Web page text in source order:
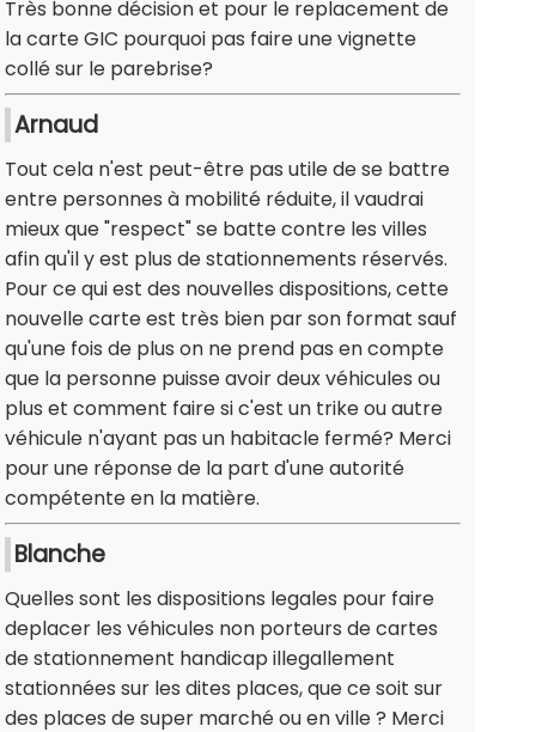
Très bonne décision et pour le replacement de
la carte GIC pourquoi pas faire une vignette
collé sur le parebrise?
Arnaud
Tout cela n'est peut-être pas utile de se battre
entre personnes à mobilité réduite, il vaudrai
mieux que "respect" se batte contre les villes
afin qu'il y est plus de stationnements réservés.
Pour ce qui est des nouvelles dispositions, cette
nouvelle carte est très bien par son format sauf
qu'une fois de plus on ne prend pas en compte
que la personne puisse avoir deux véhicules ou
plus et comment faire si c'est un trike ou autre
véhicule n'ayant pas un habitacle fermé? Merci
pour une réponse de la part d'une autorité
compétente en la matière.
Blanche
Quelles sont les dispositions legales pour faire
deplacer les véhicules non porteurs de cartes
de stationnement handicap illegallement
stationnées sur les dites places, que ce soit sur
des places de super marché ou en ville ? Merci